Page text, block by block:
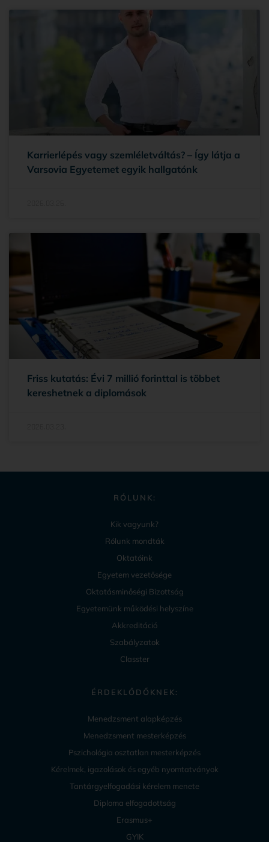
Karrierlépés vagy szemléletváltás? – Így látja a
Varsovia Egyetemet egyik hallgatónk
Friss kutatás: Évi 7 millió forinttal is többet
kereshetnek a diplomások
RÓLUNK:
Kik vagyunk?
Rólunk mondták
Oktatóink
Egyetem vezetősége
Oktatásminőségi Bizottság
Egyetemünk működési helyszíne
Akkreditáció
Szabályzatok
Classter
ÉRDEKLŐDŐKNEK:
Menedzsment alapképzés
Menedzsment mesterképzés
Pszichológia osztatlan mesterképzés
Kérelmek, igazolások és egyéb nyomtatványok
Tantárgyelfogadási kérelem menete
Diploma elfogadottság
Erasmus+
GYIK